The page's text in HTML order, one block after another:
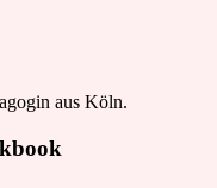
aus Köln.